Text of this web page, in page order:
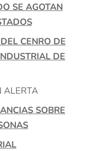
SE AGOTAN
CENRO DE
DE
ALERTA
SOBRE